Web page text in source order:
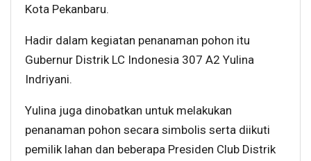
Kota Pekanbaru.
Hadir dalam kegiatan penanaman pohon itu
Gubernur Distrik LC Indonesia 307 A2 Yulina
Indriyani.
Yulina juga dinobatkan untuk melakukan
penanaman pohon secara simbolis serta diikuti
pemilik lahan dan beberapa Presiden Club Distrik